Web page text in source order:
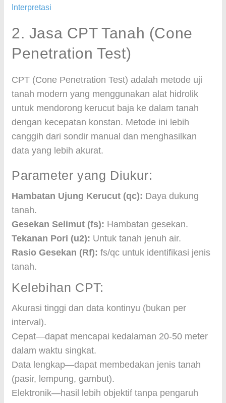
Interpretasi
2. Jasa CPT Tanah (Cone
Penetration Test)
CPT (Cone Penetration Test) adalah metode uji
tanah modern yang menggunakan alat hidrolik
untuk mendorong kerucut baja ke dalam tanah
dengan kecepatan konstan. Metode ini lebih
canggih dari sondir manual dan menghasilkan
data yang lebih akurat.
Parameter yang Diukur:
Hambatan Ujung Kerucut (qc): Daya dukung
tanah.
Gesekan Selimut (fs): Hambatan gesekan.
Tekanan Pori (u2): Untuk tanah jenuh air.
Rasio Gesekan (Rf): fs/qc untuk identifikasi jenis
tanah.
Kelebihan CPT:
Akurasi tinggi dan data kontinyu (bukan per
interval).
Cepat—dapat mencapai kedalaman 20-50 meter
dalam waktu singkat.
Data lengkap—dapat membedakan jenis tanah
(pasir, lempung, gambut).
Elektronik—hasil lebih objektif tanpa pengaruh